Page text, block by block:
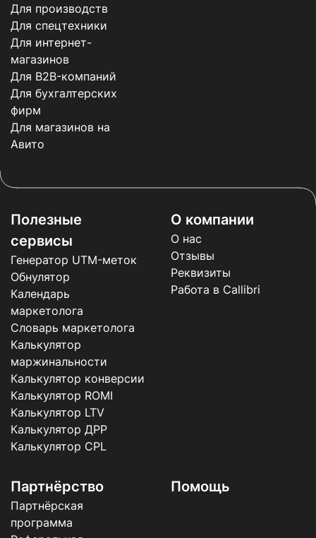
Для производств
Для спецтехники
Для интернет-
магазинов
Для B2B-компаний
Для бухгалтерских
фирм
Для магазинов на
Авито
Полезные
сервисы
Генератор UTM-меток
Обнулятор
Календарь
маркетолога
Словарь маркетолога
Калькулятор
маржинальности
Калькулятор конверсии
Калькулятор ROMI
Калькулятор LTV
Калькулятор ДРР
Калькулятор CPL
Помощь
О компании
О нас
Отзывы
Реквизиты
Работа в Callibri
Партнёрство
Партнёрская
программа